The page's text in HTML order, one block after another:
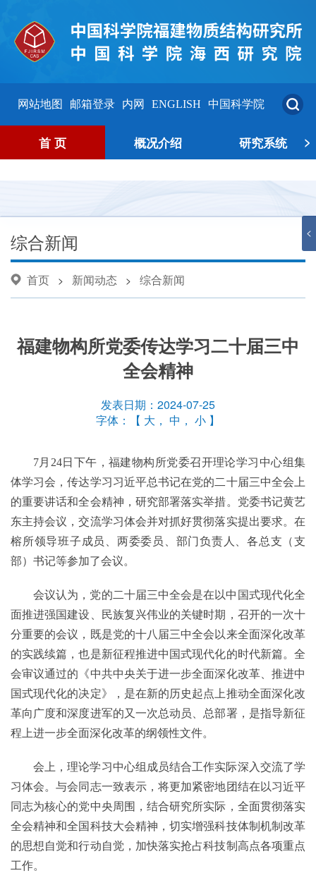
网站地图 邮箱登录 内网 ENGLISH 中国科学院
首 页 概况介绍 研究系统 >
<
综合新闻
首页 > 新闻动态 > 综合新闻
福建物构所党委传达学习二十届三中
全会精神
发表日期：2024-07-25
字体：【 大 ， 中 ， 小 】
7月24日下午，福建物构所党委召开理论学习中心组集
体学习会，传达学习习近平总书记在党的二十届三中全会上
的重要讲话和全会精神，研究部署落实举措。党委书记黄艺
东主持会议，交流学习体会并对抓好贯彻落实提出要求。在
榕所领导班子成员、两委委员、部门负责人、各总支（支
部）书记等参加了会议。
会议认为，党的二十届三中全会是在以中国式现代化全
面推进强国建设、民族复兴伟业的关键时期，召开的一次十
分重要的会议，既是党的十八届三中全会以来全面深化改革
的实践续篇，也是新征程推进中国式现代化的时代新篇。全
会审议通过的《中共中央关于进一步全面深化改革、推进中
国式现代化的决定》，是在新的历史起点上推动全面深化改
革向广度和深度进军的又一次总动员、总部署，是指导新征
程上进一步全面深化改革的纲领性文件。
会上，理论学习中心组成员结合工作实际深入交流了学
习体会。与会同志一致表示，将更加紧密地团结在以习近平
同志为核心的党中央周围，结合研究所实际，全面贯彻落实
全会精神和全国科技大会精神，切实增强科技体制机制改革
的思想自觉和行动自觉，加快落实抢占科技制高点各项重点
工作。